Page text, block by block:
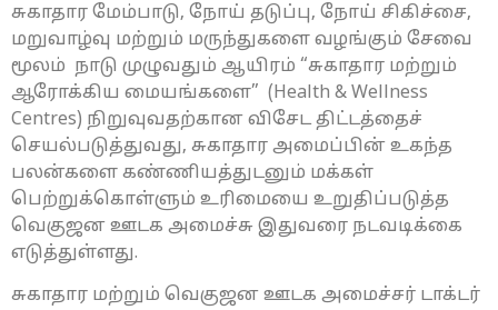
சுகாதார மேம்பாடு, நோய் தடுப்பு, நோய் சிகிச்சை,
மறுவாழ்வு மற்றும் மருந்துகளை வழங்கும் சேவை
மூலம் நாடு முழுவதும் ஆயிரம் “சுகாதார மற்றும்
ஆரோக்கிய மையங்களை” (Health & Wellness
Centres) நிறுவுவதற்கான விசேட திட்டத்தைச்
செயல்படுத்துவது, சுகாதார அமைப்பின் உகந்த
பலன்களை கண்ணியத்துடனும் மக்கள்
பெற்றுக்கொள்ளும் உரிமையை உறுதிப்படுத்த
வெகுஜன ஊடக அமைச்சு இதுவரை நடவடிக்கை
எடுத்துள்ளது.
சுகாதார மற்றும் வெகுஜன ஊடக அமைச்சர் டாக்டர்